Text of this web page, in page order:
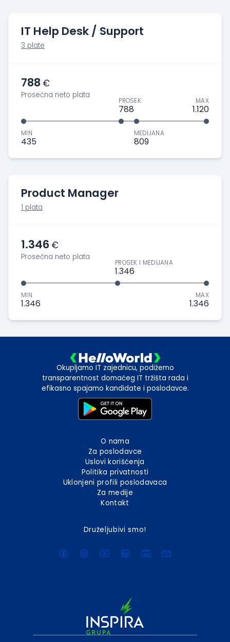
IT Help Desk / Support
3 plate
788 €
Prosečna neto plata
MIN
435
MEDIJANA
809
PROSEK
788
MAX
1.120
Product Manager
1 plata
1.346 €
Prosečna neto plata
MIN
1.346
PROSEK I MEDIJANA
1.346
MAX
1.346
Okupljamo IT zajednicu, podižemo
transparentnost domaćeg IT tržišta rada i
efikasno spajamo kandidate i poslodavce.
O nama
Za poslodavce
Uslovi korišćenja
Politika privatnosti
Uklonjeni profili poslodavaca
Za medije
Kontakt
Druželjubivi smo!